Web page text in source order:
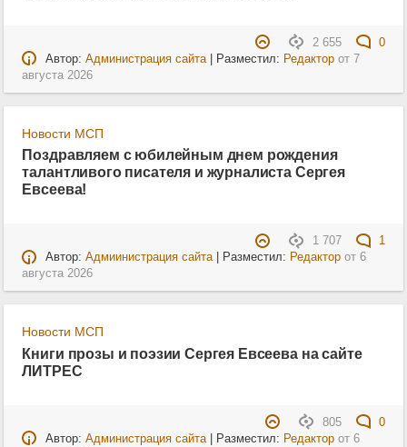
2 655
0
Автор: Администрация сайта| Разместил: Редакторот 7
августа 2026
Новости МСП
Поздравляем с юбилейным днем рождения
талантливого писателя и журналиста Сергея
Евсеева!
1 707
1
Автор: Адмиинистрация сайта| Разместил: Редакторот 6
августа 2026
Новости МСП
Книги прозы и поэзии Сергея Евсеева на сайте
ЛИТРЕС
805
0
Автор: Администрация сайта| Разместил: Редакторот 6